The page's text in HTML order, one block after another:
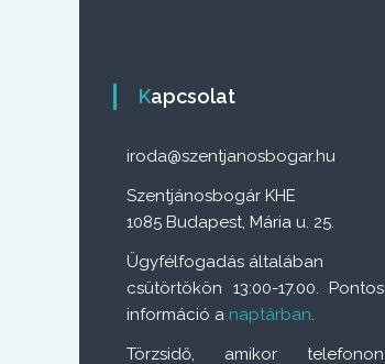
Kapcsolat
iroda@szentjanosbogar.hu
Szentjánosbogár KHE
1085 Budapest, Mária u. 25.
Ügyfélfogadás általában
csütörtökön 13:00-17.00. Pontos
információ a naptárban.
Törzsidő, amikor telefonon